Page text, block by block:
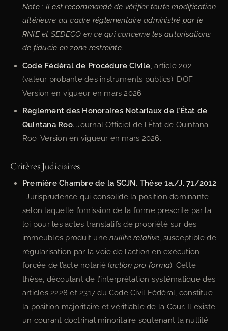
Note : Il est recommandé de vérifier toute modification
ultérieure au cadre réglementaire administré par le
RNIE et SEDECO en ce qui concerne les autorisations
de fiducie en zone restreinte.
Code Fédéral de Procédure Civile , article 202
(valeur probante des instruments publics). DOF.
Version en vigueur en mars 2026.
Règlement des Honoraires Notariaux de l’État de
Quintana Roo. Journal Officiel de l’État de Quintana
Roo. Version en vigueur en mars 2026.
Critères Judiciaires
Première Chambre de la SCJN, Thèse 1a./J. 71/2012
: Jurisprudence qui consolide la position dominante
selon laquelle l’omission de la forme prescrite par la
loi pour les actes translatifs de propriété sur des
immeubles produit unenullité relative , susceptible de
régularisation par la voie de l’action en exécution
forcée de l’acte notarié (action pro forma). Cette
thèse, découlant de l’interprétation systématique des
articles 2228 et 2317 du Code Civil Fédéral, constitue
la position majoritaire et vérifiable de la Cour. Il existe
un courant doctrinal minoritaire soutenant la nullité